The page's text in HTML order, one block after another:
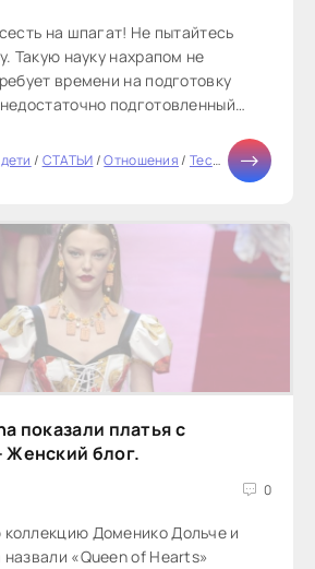
на шпагат! Не пытайтесь
Такую науку нахрапом не
времени на подготовку
подготовленный
/ СТАТЬИ/Отношения/ Тесты онлайн
показали платья с
Женский блог.
0
Доменико Дольче и
«Queen of Hearts»